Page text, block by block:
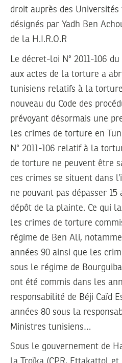
droit auprès des
désignés par Yadh Ben
de la H.I.R.O.R
Le décret-loi N° 2011-106
aux actes de la torture a
tunisiens relatifs à la
nouveau du Code des
prévoyant désormais une
les crimes de torture en
N° 2011-106 relatif à la
de torture ne peuvent être
ces crimes se situent dans
ne pouvant pas dépasser
dépôt de la plainte. Ce qui
les crimes de torture
régime de Ben Ali,
années 90 ainsi que les
sous le régime de
ont été commis dans les
responsabilité de Béji Caïd
années 80 sous la
Ministres tunisiens…
Sous le gouvernement de